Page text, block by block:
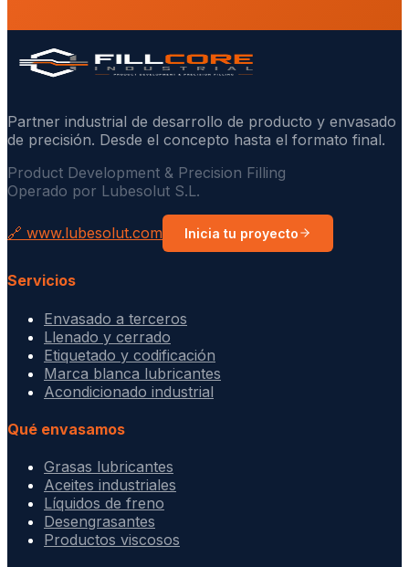
Partner industrial de desarrollo de producto y envasado
de precisión. Desde el concepto hasta el formato final.
Product Development & Precision Filling
Operado por Lubesolut S.L.
🔗 www.lubesolut.com Inicia tu proyecto
Servicios
Envasado a terceros
Llenado y cerrado
Etiquetado y codificación
Marca blanca lubricantes
Acondicionado industrial
Qué envasamos
Grasas lubricantes
Aceites industriales
Líquidos de freno
Desengrasantes
Productos viscosos